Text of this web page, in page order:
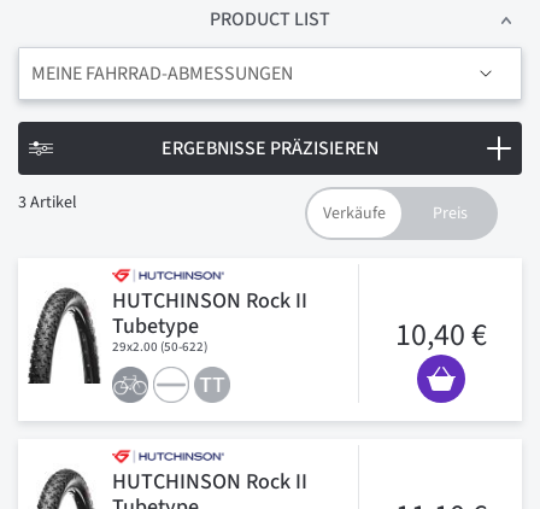
PRODUCT LIST
3Artikel
HUTCHINSON Rock II
Tubetype
29x2.00 (50-622) 10,40 €
HUTCHINSON Rock II
MEINE FAHRRAD-ABMESSUNGEN
ERGEBNISSE PRÄZISIEREN